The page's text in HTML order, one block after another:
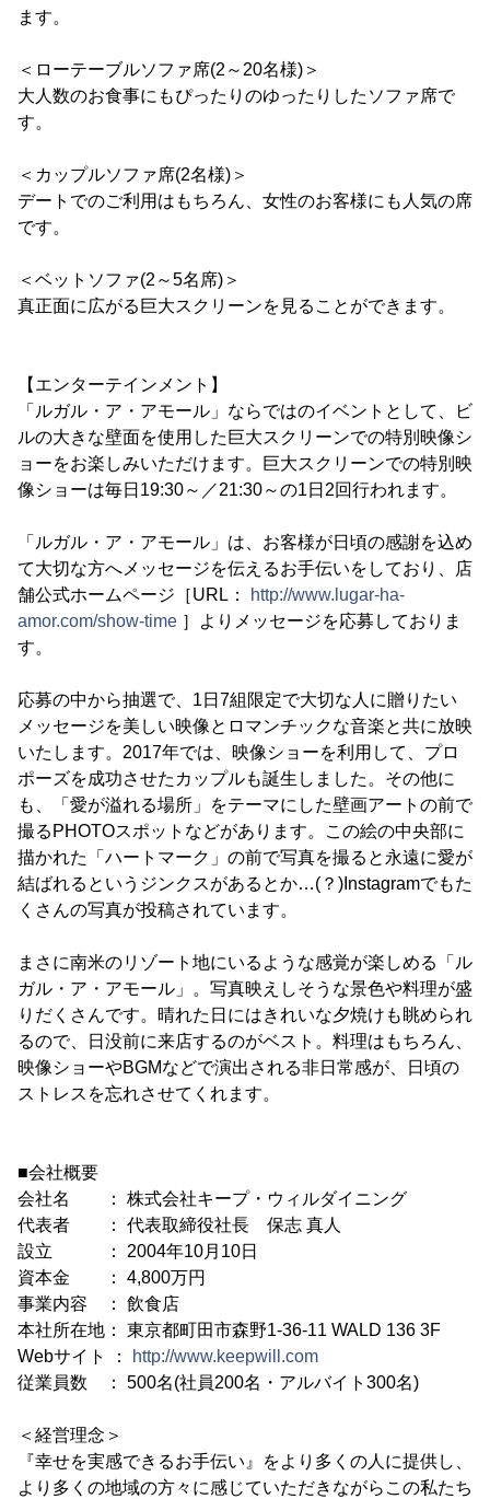
ます。
＜ローテーブルソファ席(2～20名様)＞
大人数のお食事にもぴったりのゆったりしたソファ席で
す。
＜カップルソファ席(2名様)＞
デートでのご利用はもちろん、女性のお客様にも人気の席
です。
＜ベットソファ(2～5名席)＞
真正面に広がる巨大スクリーンを見ることができます。
【エンターテインメント】
「ルガル・ア・アモール」ならではのイベントとして、ビ
ルの大きな壁面を使用した巨大スクリーンでの特別映像シ
ョーをお楽しみいただけます。巨大スクリーンでの特別映
像ショーは毎日19:30～／21:30～の1日2回行われます。
「ルガル・ア・アモール」は、お客様が日頃の感謝を込め
て大切な方へメッセージを伝えるお手伝いをしており、店
舗公式ホームページ［URL：
http://www.lugar-ha-
amor.com/show-time ］よりメッセージを応募しておりま
す。
応募の中から抽選で、1日7組限定で大切な人に贈りたい
メッセージを美しい映像とロマンチックな音楽と共に放映
いたします。2017年では、映像ショーを利用して、プロ
ポーズを成功させたカップルも誕生しました。その他に
も、「愛が溢れる場所」をテーマにした壁画アートの前で
撮るPHOTOスポットなどがあります。この絵の中央部に
描かれた「ハートマーク」の前で写真を撮ると永遠に愛が
結ばれるというジンクスがあるとか…(？)Instagramでもた
くさんの写真が投稿されています。
まさに南米のリゾート地にいるような感覚が楽しめる「ル
ガル・ア・アモール」。写真映えしそうな景色や料理が盛
りだくさんです。晴れた日にはきれいな夕焼けも眺められ
るので、日没前に来店するのがベスト。料理はもちろん、
映像ショーやBGMなどで演出される非日常感が、日頃の
ストレスを忘れさせてくれます。
■会社概要
会社名 ： 株式会社キープ・ウィルダイニング
代表者 ： 代表取締役社長 保志 真人
設立 ： 2004年10月10日
資本金 ： 4,800万円
事業内容 ： 飲食店
本社所在地： 東京都町田市森野1-36-11 WALD 136 3F
Webサイト ：
http://www.keepwill.com
従業員数 ： 500名(社員200名・アルバイト300名)
＜経営理念＞
『幸せを実感できるお手伝い』をより多くの人に提供し、
より多くの地域の方々に感じていただきながらこの私たち